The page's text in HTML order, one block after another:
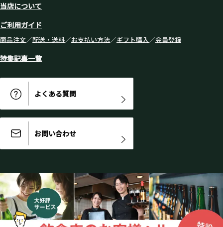
当店について
ご利用ガイド
商品注文／配送・送料／お支払い方法／ギフト購入／会員登録
特集記事一覧
よくある質問
お問い合わせ